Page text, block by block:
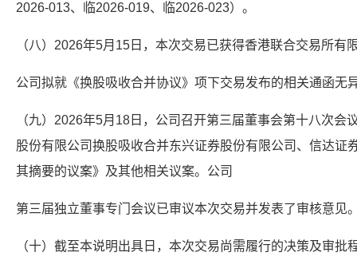
2026-013、临2026-019、临2026-023）。
（八）2026年5月15日，本次交易已获得香港联合交易所有
公司拟就《换股吸收合并协议》项下交易发布的相关通函无
（九）2026年5月18日，公司召开第三届董事会第十八次会
股份有限公司换股吸收合并东兴证券股份有限公司、信达证
其摘要的议案》及其他相关议案。公司
第三届独立董事专门会议已审议本次交易并发表了审核意见
（十）截至本说明出具日，本次交易尚需履行的决策及审批